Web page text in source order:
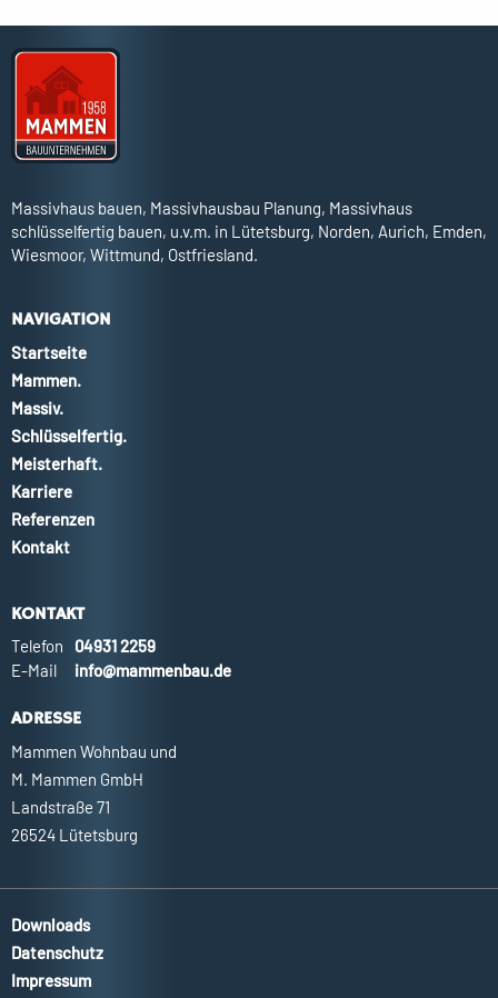
Massivhaus bauen, Massivhausbau Planung, Massivhaus
schlüsselfertig bauen, u.v.m. in Lütetsburg, Norden, Aurich, Emden,
Wiesmoor, Wittmund, Ostfriesland.
NAVIGATION
Startseite
Mammen.
Massiv.
Schlüsselfertig.
Meisterhaft.
Karriere
Referenzen
Kontakt
KONTAKT
Telefon
04931 2259
E-Mail
info@mammenbau.de
ADRESSE
Mammen Wohnbau und
M. Mammen GmbH
Landstraße 71
26524 Lütetsburg
Downloads
Datenschutz
Impressum